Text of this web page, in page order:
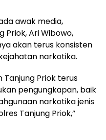
awak media,
Priok, Ari Wibowo,
akan terus konsisten
narkotika.
Tanjung Priok terus
pengungkapan, baik
narkotika jenis
Tanjung Priok,”